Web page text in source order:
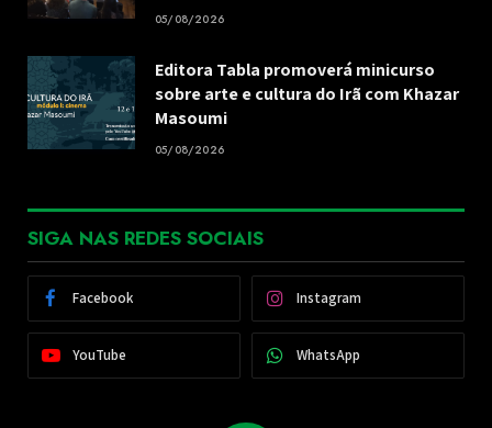
05/08/2026
Editora Tabla promoverá minicurso
sobre arte e cultura do Irã com Khazar
Masoumi
05/08/2026
SIGA NAS REDES SOCIAIS
Facebook Instagram
YouTube WhatsApp